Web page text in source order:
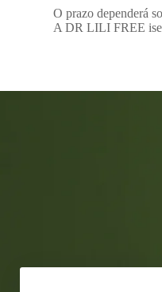
O prazo dependerá
A DR LILI FREE